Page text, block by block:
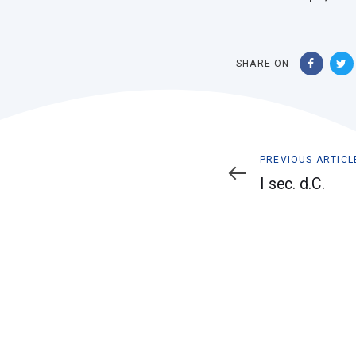
SHARE ON
Previous
Article
PREVIOUS
I sec. d.C.